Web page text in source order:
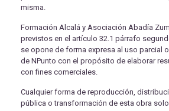
misma.
Formación Alcalá y Asociación Abadía
previstos en el artículo 32.1 párrafo
se opone de forma expresa al uso parcial
de NPunto con el propósito de elaborar
con fines comerciales.
Cualquier forma de reproducción,
pública o transformación de esta obra